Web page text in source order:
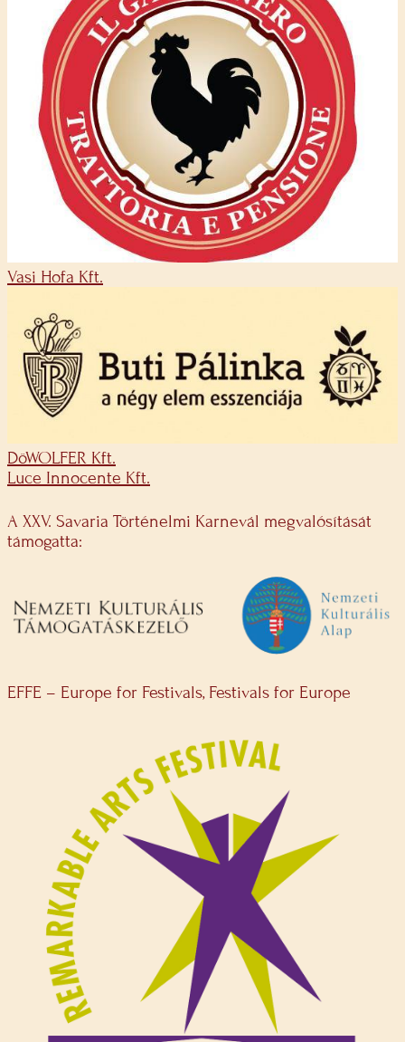
Vasi Hofa Kft.
DöWOLFER Kft.
Luce Innocente Kft.
A XXV. Savaria Történelmi Karnevál megvalósítását
támogatta:
EFFE – Europe for Festivals, Festivals for Europe